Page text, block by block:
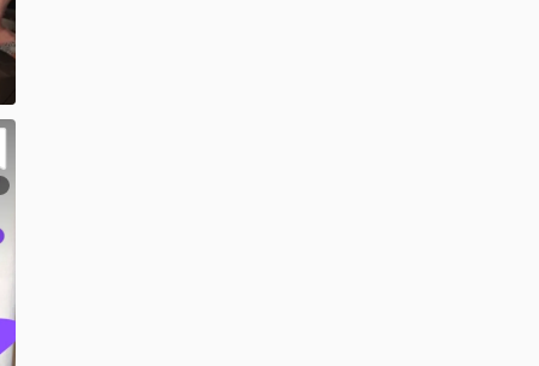
ギリ付いてません！当たってません🫣